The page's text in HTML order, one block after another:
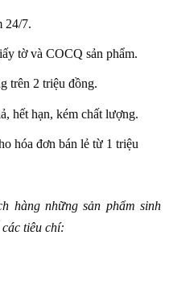
24/7.
tờ và COCQ sản phẩm.
trên 2 triệu đồng.
hết hạn, kém chất lượng.
hóa đơn bán lẻ từ 1 triệu
hàng những sản phẩm sinh
tiêu chí: